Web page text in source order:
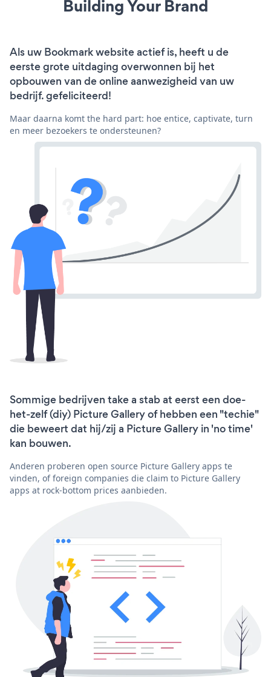
Building Your Brand
Als uw Bookmark website actief is, heeft u de
eerste grote uitdaging overwonnen bij het
opbouwen van de online aanwezigheid van uw
bedrijf. gefeliciteerd!
Maar daarna komt the hard part: hoe entice, captivate, turn
en meer bezoekers te ondersteunen?
Sommige bedrijven take a stab at eerst een doe-
het-zelf (diy) Picture Gallery of hebben een "techie"
die beweert dat hij/zij a Picture Gallery in 'no time'
kan bouwen.
Anderen proberen open source Picture Gallery apps te
vinden, of foreign companies die claim to Picture Gallery
apps at rock-bottom prices aanbieden.